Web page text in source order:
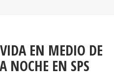
EN MEDIO DE
NOCHE EN SPS